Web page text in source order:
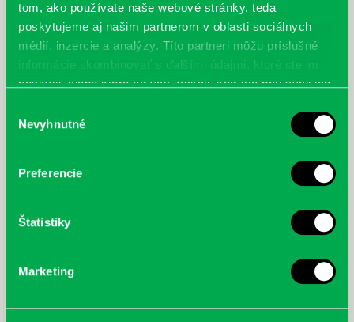
tom, ako používate naše webové stránky, teda
poskytujeme aj našim partnerom v oblasti sociálnych
médií, inzercie a analýzy. Títo partneri môžu príslušné
informácie skombinovať s ďalšími údajmi, ktoré ste im
poskytli, alebo ktoré od vás získali, keď ste používali ich
súhlasu
Nevyhnutné
Preferencie
Štatistiky
Marketing
McGrath, Andy: Tadej Pogačar:
nezastaviteľný